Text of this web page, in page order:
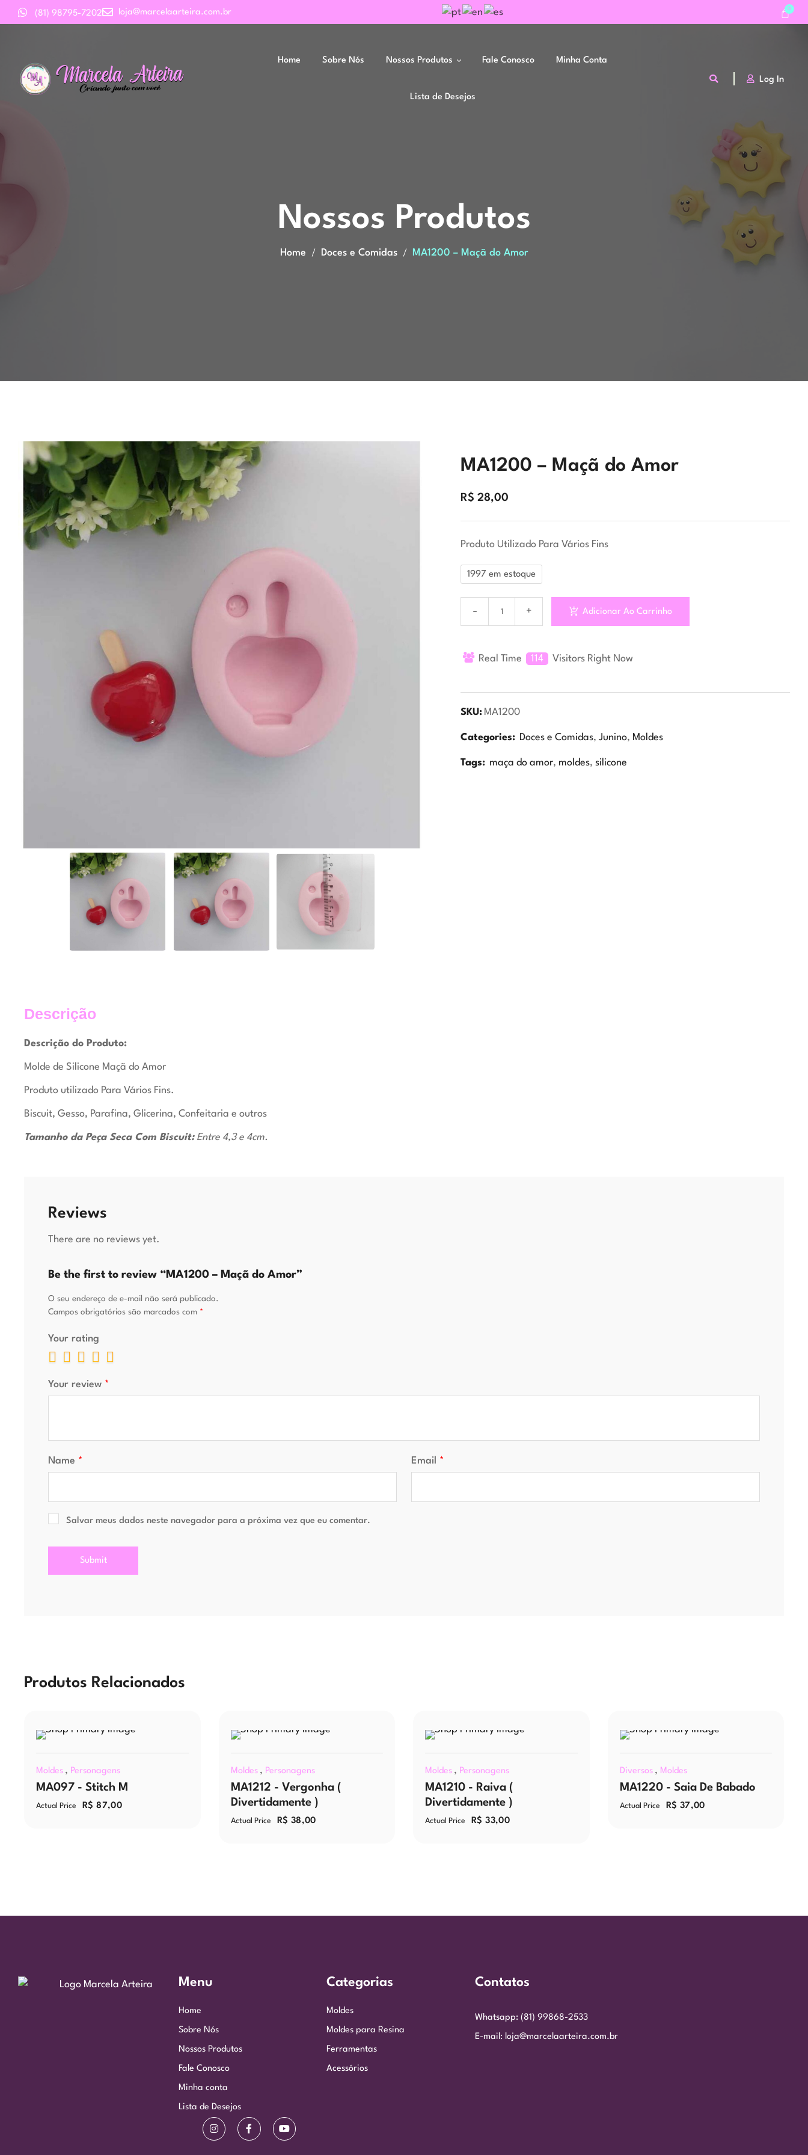
(81) 98795-7202 loja@marcelaarteira.com.br
Home Sobre Nós Nossos Produtos Fale Conosco Minha Conta
Lista de Desejos
Log In
Nossos Produtos
Home Doces e Comidas MA1200 – Maçã do Amor
MA1200 – Maçã do Amor
R$ 28,00
Produto Utilizado Para Vários Fins
1997 em estoque
Adicionar Ao Carrinho
Real Time 114 Visitors Right Now
SKU: MA1200
Categories: Doces e Comidas,Junino, Moldes
Tags: maça do amor, moldes,silicone
Descrição
Descrição do Produto:
Molde de Silicone Maçã do Amor
Produto utilizado Para Vários Fins.
Biscuit, Gesso, Parafina, Glicerina, Confeitaria e outros
Tamanho da Peça Seca Com Biscuit:Entre 4,3 e 4cm.
Reviews
There are no reviews yet.
Be the first to review “MA1200 – Maçã do Amor”
O seu endereço de e-mail não será publicado.
Campos obrigatórios são marcados com *
Your rating
Your review *
Name * Email *
Salvar meus dados neste navegador para a próxima vez que eu comentar.
Produtos Relacionados
Moldes , Personagens
MA097 - Stitch M
Actual Price R$ 87,00
Moldes , Personagens
MA1212 - Vergonha (
Divertidamente )
Actual Price R$ 38,00
Moldes , Personagens
MA1210 - Raiva (
Divertidamente )
Actual Price R$ 33,00
Diversos , Moldes
MA1220 - Saia De Babado
Actual Price R$ 37,00
Menu
Home
Sobre Nós
Nossos Produtos
Fale Conosco
Minha conta
Lista de Desejos
Categorias
Moldes
Moldes para Resina
Ferramentas
Acessórios
Contatos
Whatsapp: (81) 99868-2533
E-mail: loja@marcelaarteira.com.br